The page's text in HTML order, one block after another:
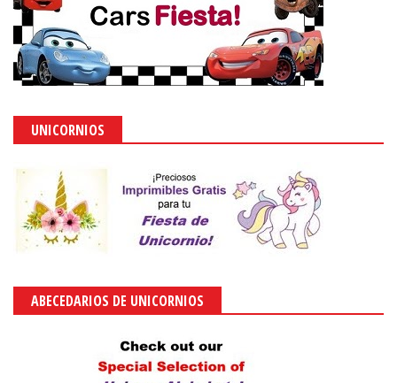
UNICORNIOS
ABECEDARIOS DE UNICORNIOS